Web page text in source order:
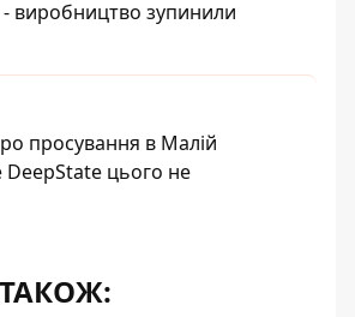
- виробництво зупинили
просування в Малій
DeepState цього не